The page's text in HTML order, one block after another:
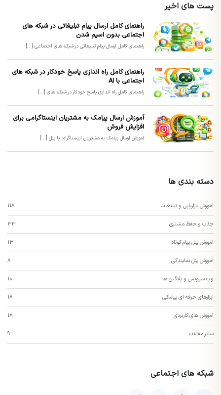
پست های اخیر
راهنمای کامل ارسال پیام تبلیغاتی در شبکه های
اجتماعی بدون اسپم شدن
راهنمای کامل ارسال پیام تبلیغاتی در شبکه های اجتماعی [...]
راهنمای کامل راه اندازی پاسخ خودکار در شبکه های
اجتماعی با AI
راهنمای کامل راه اندازی پاسخ خودکار در شبکه های [...]
آموزش ارسال پیامک به مشتریان اینستاگرامی برای
افزایش فروش
آموزش ارسال پیامک به مشتریان اینستاگرام؛ با پنل [...]
دسته بندی ها
اموزش بازاریابی و تبلیغات 118
جذب و حفظ مشتری 33
اموزش پنل پیام کوتاه 13
اموزش پنل نمایندگی 8
وب سرویس و پلاگین ها 10
ابزارهای حرفه ای پیامکی 18
آموزش های کاربردی 18
سایر مقالات 9
شبکه های اجتماعی